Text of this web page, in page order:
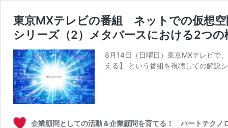
東京MXテレビの番組 ネットでの仮想空
シリーズ（2）メタバースにおける2つの
8月14日（日曜日）東京MXテレビで
える】 という番組を視聴しての解
企業顧問としての活動＆企業顧問を育てる！ ハートテクノ